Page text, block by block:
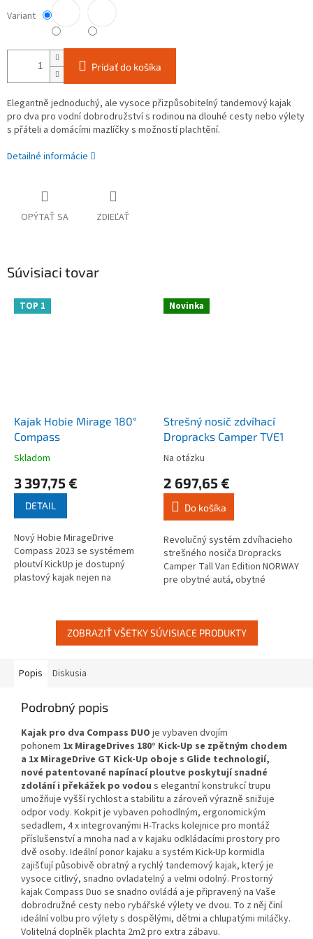
Variant
Pridať do košíka
Elegantně jednoduchý, ale vysoce přizpůsobitelný tandemový kajak
pro dva pro vodní dobrodružství s rodinou na dlouhé cesty nebo výlety
s přáteli a domácími mazlíčky s možností plachtění.
Detailné informácie
OPÝTAŤ SA ZDIEĽAŤ
Súvisiaci tovar
TOP 1
Kajak Hobie Mirage 180°
Compass
Priemerné
produktu
5
hviezdičiek.
Skladom
3 397,75 €
DETAIL
Nový Hobie MirageDrive
Compass 2023 se systémem
ploutví KickUp je dostupný
plastový kajak nejen na
Novinka
Strešný nosič zdvíhací
Dropracks Camper TVE1
Priemerné
produktu
4,2
5
hviezdičiek.
Na otázku
2 697,65 €
Do košíka
Revolučný systém zdvíhacieho
strešného nosiča Dropracks
Camper Tall Van Edition NORWAY
pre obytné autá, obytné
pohodlie....
ZOBRAZIŤ VŠETKY SÚVISIACE PRODUKTY
Popis Diskusia
Podrobný popis
Kajak pro dva Compass DUO je vybaven dvojím
pohonem 1x MirageDrives 180° Kick-Up se zpětným chodem
a 1x MirageDrive GT Kick-Up oboje s Glide technologií,
nové patentované napínací ploutve poskytují snadné
zdolání i překážek po vodou s elegantní konstrukcí trupu
umožňuje vyšší rychlost a stabilitu a zároveň výrazně snižuje
odpor vody. Kokpit je vybaven pohodlným, ergonomickým
sedadlem, 4 x integrovanými H-Tracks kolejnice pro montáž
příslušenství a mnoha nad a v kajaku odkládacími prostory pro
dvě osoby. Ideální ponor kajaku a systém Kick-Up kormidla
zajišťují působivě obratný a rychlý tandemový kajak, který je
vysoce citlivý, snadno ovladatelný a velmi odolný. Prostorný
kajak Compass Duo se snadno ovládá a je připravený na Vaše
dobrodružné cesty nebo rybářské výlety ve dvou. To z něj činí
ideální volbu pro výlety s dospělými, dětmi a chlupatými miláčky.
Volitelná doplněk plachta 2m2 pro extra zábavu.